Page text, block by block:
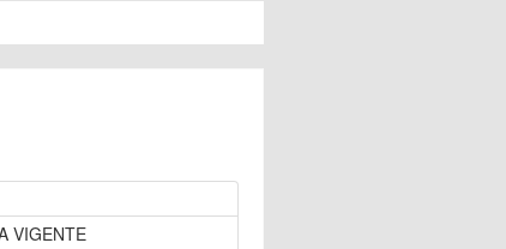
VIGENTE